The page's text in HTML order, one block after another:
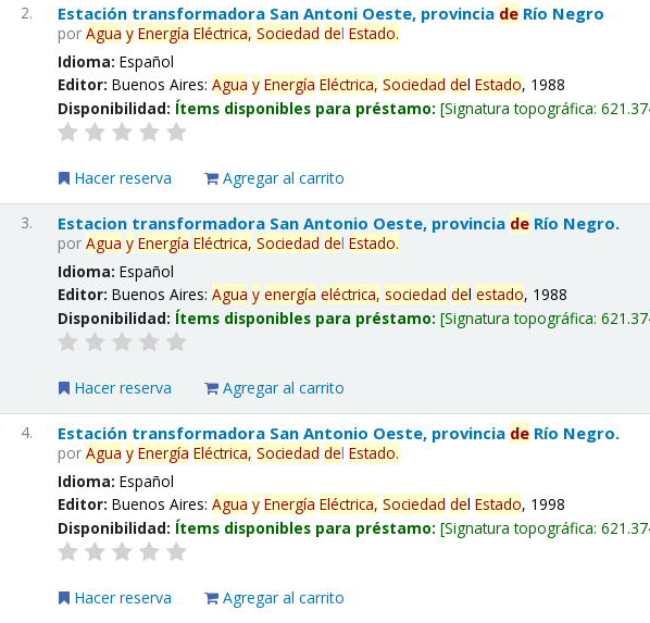
2. Estación transformadora San Antoni Oeste, provincia de Río Negro
porAgua y Energía Eléctrica, Sociedad delEstado.
Idioma:Español
Editor:Buenos Aires:Agua y Energía Eléctrica, Sociedad delEstado, 1988
Disponibilidad: Ítems disponibles para préstamo: Signatura topográfica:
Hacer reserva Agregar al carrito
3. Estacion transformadora San Antonio Oeste, provincia de Río Negro.
porAgua y Energía Eléctrica, Sociedad delEstado.
Idioma:Español
Editor:Buenos Aires:Agua y energía eléctrica, sociedad delestado, 1988
Disponibilidad: Ítems disponibles para préstamo: Signatura topográfica:
Hacer reserva Agregar al carrito
4. Estación transformadora San Antonio Oeste, provincia de Río Negro.
porAgua y Energía Eléctrica, Sociedad delEstado.
Idioma:Español
Editor:Buenos Aires:Agua y Energía Eléctrica, Sociedad delEstado, 1998
Disponibilidad: Ítems disponibles para préstamo: Signatura topográfica:
Hacer reserva Agregar al carrito